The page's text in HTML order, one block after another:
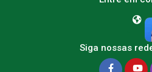
Siga nossas